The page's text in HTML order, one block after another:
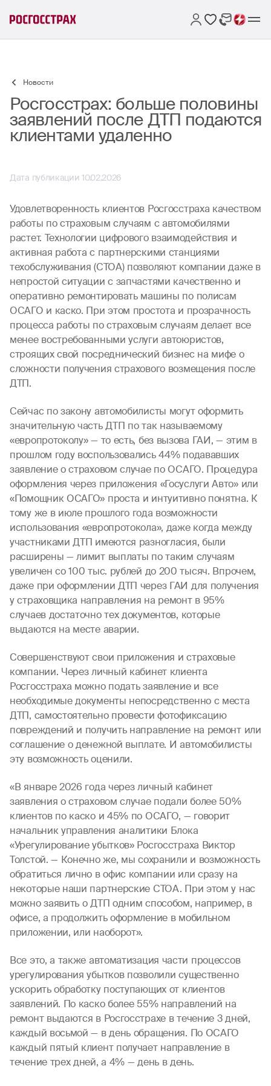
Новости
Росгосстрах: больше половины
заявлений после ДТП подаются
клиентами удаленно
Дата публикации 10.02.2026
Удовлетворенность клиентов Росгосстраха качеством
работы по страховым случаям с автомобилями
растет. Технологии цифрового взаимодействия и
активная работа с партнерскими станциями
техобслуживания (СТОА) позволяют компании даже в
непростой ситуации с запчастями качественно и
оперативно ремонтировать машины по полисам
ОСАГО и каско. При этом простота и прозрачность
процесса работы по страховым случаям делает все
менее востребованными услуги автоюристов,
строящих свой посреднический бизнес на мифе о
сложности получения страхового возмещения после
ДТП.
Сейчас по закону автомобилисты могут оформить
значительную часть ДТП по так называемому
«европротоколу» — то есть, без вызова ГАИ, — этим в
прошлом году воспользовались 44% подававших
заявление о страховом случае по ОСАГО. Процедура
оформления через приложения «Госуслуги Авто» или
«Помощник ОСАГО» проста и интуитивно понятна. К
тому же в июле прошлого года возможности
использования «европротокола», даже когда между
участниками ДТП имеются разногласия, были
расширены — лимит выплаты по таким случаям
увеличен со 100 тыс. рублей до 200 тысяч. Впрочем,
даже при оформлении ДТП через ГАИ для получения
у страховщика направления на ремонт в 95%
случаев достаточно тех документов, которые
выдаются на месте аварии.
Совершенствуют свои приложения и страховые
компании. Через личный кабинет клиента
Росгосстраха можно подать заявление и все
необходимые документы непосредственно с места
ДТП, самостоятельно провести фотофиксацию
повреждений и получить направление на ремонт или
соглашение о денежной выплате. И автомобилисты
эту возможность оценили.
«В январе 2026 года через личный кабинет
заявления о страховом случае подали более 50%
клиентов по каско и 45% по ОСАГО, — говорит
начальник управления аналитики Блока
«Урегулирование убытков» Росгосстраха Виктор
Толстой. — Конечно же, мы сохранили и возможность
обратиться лично в офис компании или сразу на
некоторые наши партнерские СТОА. При этом у нас
можно заявить о ДТП одним способом, например, в
офисе, а продолжить оформление в мобильном
приложении, или наоборот».
Все это, а также автоматизация части процессов
урегулирования убытков позволили существенно
ускорить обработку поступающих от клиентов
заявлений. По каско более 55% направлений на
ремонт выдаются в Росгосстрахе в течение 3 дней,
каждый восьмой — в день обращения. По ОСАГО
каждый пятый клиент получает направление в
течение трех дней, а 4% — день в день.